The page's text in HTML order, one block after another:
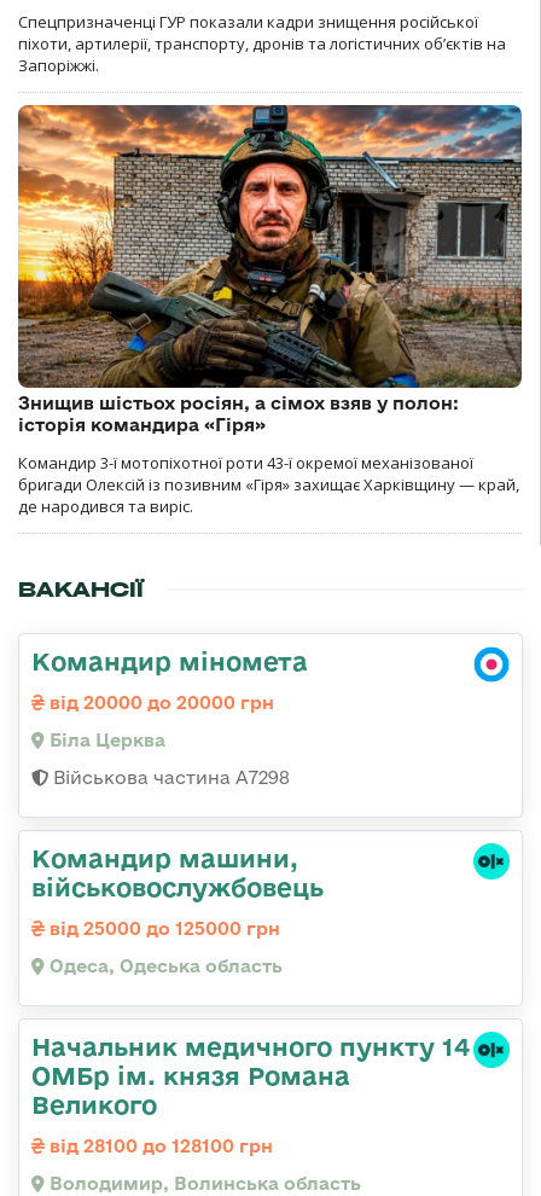
Спецпризначенці ГУР показали кадри знищення російської
піхоти, артилерії, транспорту, дронів та логістичних об’єктів на
Запоріжжі.
Знищив шістьох росіян, а сімох взяв у полон:
історія командира «Гіря»
Командир 3-ї мотопіхотної роти 43-ї окремої механізованої
бригади Олексій із позивним «Гіря» захищає Харківщину — край,
де народився та виріс.
ВАКАНСІЇ
Командир міномета
від 20000 до 20000 грн
Біла Церква
Військова частина А7298
Командир машини,
військовослужбовець
від 25000 до 125000 грн
Одеса, Одеська область
Начальник медичного пункту 14
ОМБр ім. князя Романа
Великого
від 28100 до 128100 грн
Володимир, Волинська область